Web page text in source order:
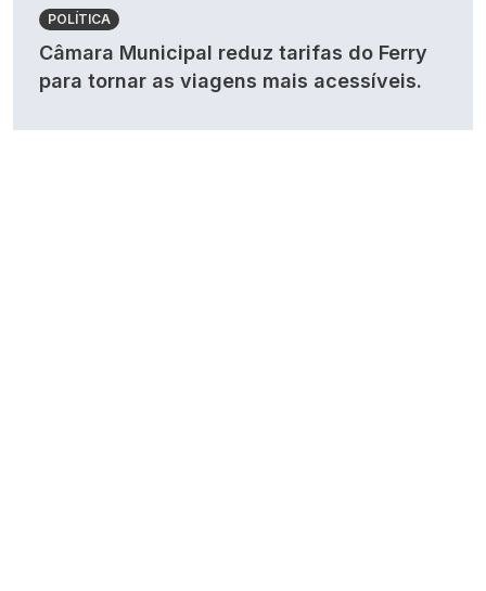
POLÍTICA
Câmara Municipal reduz tarifas do Ferry
para tornar as viagens mais acessíveis.